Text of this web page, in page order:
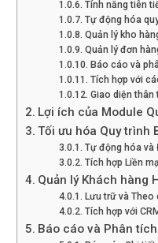
Tính năng tiên
Tự động hóa
Quản lý kho
Quản lý đơn
Báo cáo và
Tích hợp với
Giao diện thân
Lợi ích của Module
Tối ưu hóa Quy trình
Tự động hóa và
Tích hợp Liền
Quản lý Khách hàng
Lưu trữ và
Tích hợp với
Báo cáo và Phân tích